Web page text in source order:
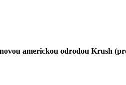
americkou odrodou Krush